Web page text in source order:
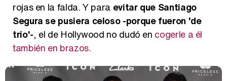
rojas en la falda. Y para evitar que Santiago
Segura se pusiera celoso -porque fueron 'de
trío'-, el de Hollywood no dudó en cogerle a él
también en brazos.